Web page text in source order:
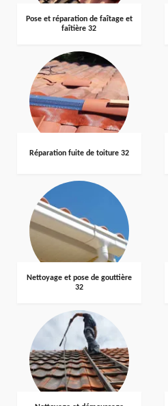
Pose et réparation de faîtage et
faîtière 32
Réparation fuite de toiture 32
Nettoyage et pose de gouttière
32